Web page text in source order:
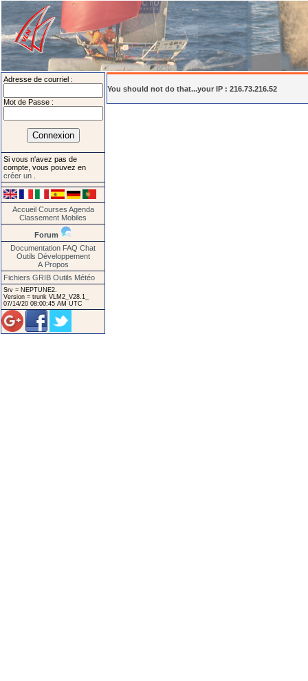
Adresse de courriel :
Mot de Passe :
Si vous n'avez pas de
compte, vous pouvez en
créer un
Accueil Courses Agenda
Classement Mobiles
Forum
Documentation FAQ Chat
Outils Développement
A Propos
Fichiers GRIB Outils Météo
Srv = NEPTUNE2.
Version = trunk VLM2_V28.1_
07/14/20 08:00:45 AM UTC
You should not do that...your IP : 216.73.216.52